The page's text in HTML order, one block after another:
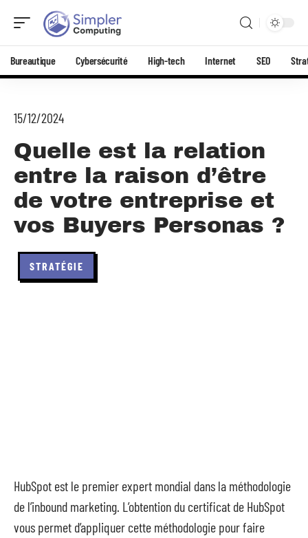
Bureautique Cybersécurité High-tech Internet SEO
15/12/2024
Quelle est la relation
entre la raison d’être
de votre entreprise et
vos Buyers Personas ?
STRATÉGIE
HubSpot est le premier expert mondial dans la méthodologie
de l’inbound marketing. L’obtention du certificat de HubSpot
vous permet d’appliquer cette méthodologie pour faire